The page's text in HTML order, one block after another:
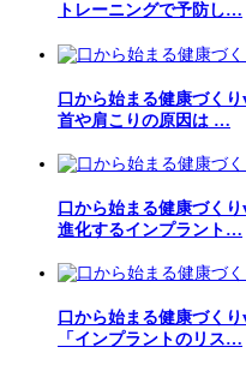
トレーニングで予防し…
口から始まる健康づくり
首や肩こりの原因は …
口から始まる健康づくり
進化するインプラント…
口から始まる健康づくり
「インプラントのリス…